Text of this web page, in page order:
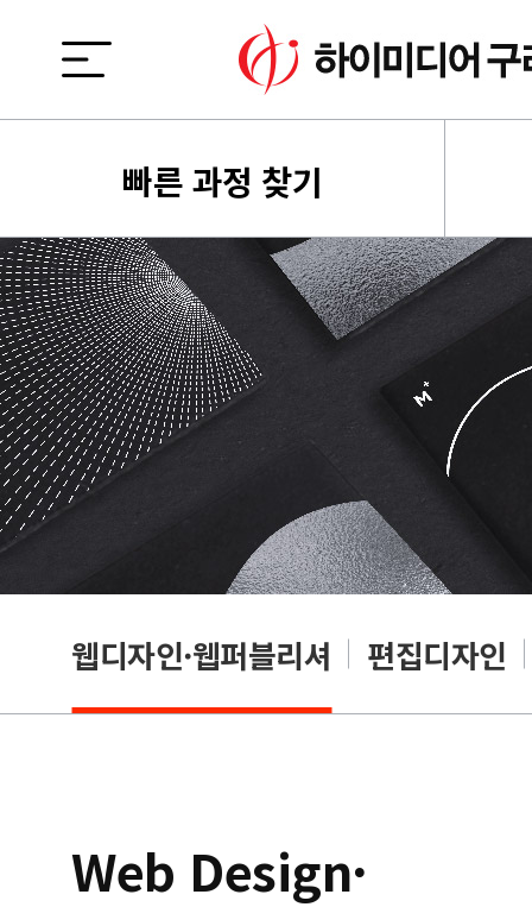
빠른 과정 찾기
웹디자인·웹퍼블리셔 편집디자인
Web Design·